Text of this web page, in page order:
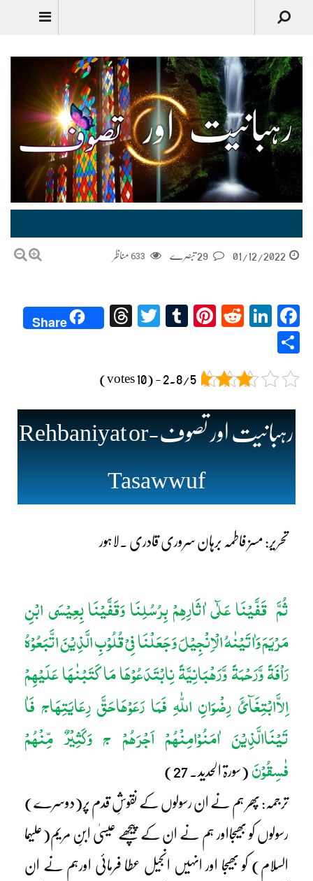
01/12/2022
633 مناظر
Facebook
LinkedIn
Reddit
Pinterest
Tumblr
Twitter
Threads
Share
2.8/5 - (10 votes)
رہبانیت اور تصوف-Rehbaniyat or
Tasawwuf
تحریر: مسز فاطمہ برہان سروری قادری ۔لاہور
ثُمَّ قَفَّیْنَا عَلٰٓی اٰثَارِھِمْ بِرُسُلِنَا وَقَفَّیْنَا بِعِیْسَی ابْنِ
مَرْیَمَ وَاٰتَیْنٰہُ الْاِنْجِیْلَ وَجَعَلْنَا فِیْ قُلُوْبِ الَّذِیْنَ اتَّبَعُوْہُ
رَاْفَۃً وَّرَحْمَۃً وَّرَھْبَانِیَّۃً نِابْتَدَعُوْھَا مَا کَتَبْنٰھَا عَلَیْھِمْ
اِلاَّابْتِغَآئَ رِضْوَانِ اللّٰہِ فَمَا رَعَوْھَاحَقَّ رِعَایَتِھَاج فَاٰ
تَیْنَاالَّذِیْنَ اٰمَنُوْامِنْھُمْ اَجْرَھُمْ ج وَکَثِیْرٌ مِّنْھُمْ
فٰسِقُوْنَ (سورۃ الحدید۔ 27)
ترجمہ: پھر ہم نے ان رسولوں کے نقوشِ قدم پر(دوسرے)
رسولوں کو بھیجااور ہم نے ان کے پیچھے عیسیٰ ابنِ مریم(علیہما
السلام) کو بھیجا اور انہیں انجیل عطا فرمائی اورہم نے ان